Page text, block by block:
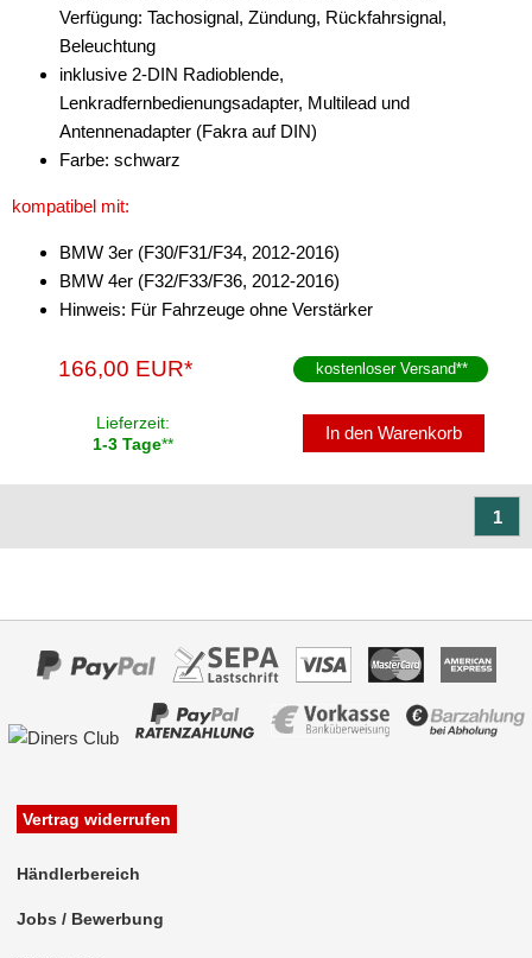
Antennenverstärker
Antennenzubehör
Aux-In-Adapter
Bluetooth
CAN-BUS-Adapter
Cinch-Kabel
DAB+
Ersatzteile
Frequenzweichen
Handyhalterungen
kabellos Laden
Lautsprecheradapter
Lautsprechereinbauset
Verfügung: Tachosignal, Zündung, Rückfahrsignal,
Beleuchtung
inklusive 2-DIN Radioblende,
Lenkradfernbedienungsadapter, Multilead und
Antennenadapter (Fakra auf DIN)
Farbe: schwarz
kompatibel mit:
BMW 3er (F30/F31/F34, 2012-2016)
BMW 4er (F32/F33/F36, 2012-2016)
Hinweis: Für Fahrzeuge ohne Verstärker
166,00 EUR* kostenloser Versand**
Lieferzeit:
1-3 Tage**
In den Warenkorb
1
Vertrag widerrufen
Händlerbereich
Jobs / Bewerbung